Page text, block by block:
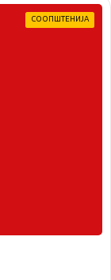
СООПШТЕНИЈА